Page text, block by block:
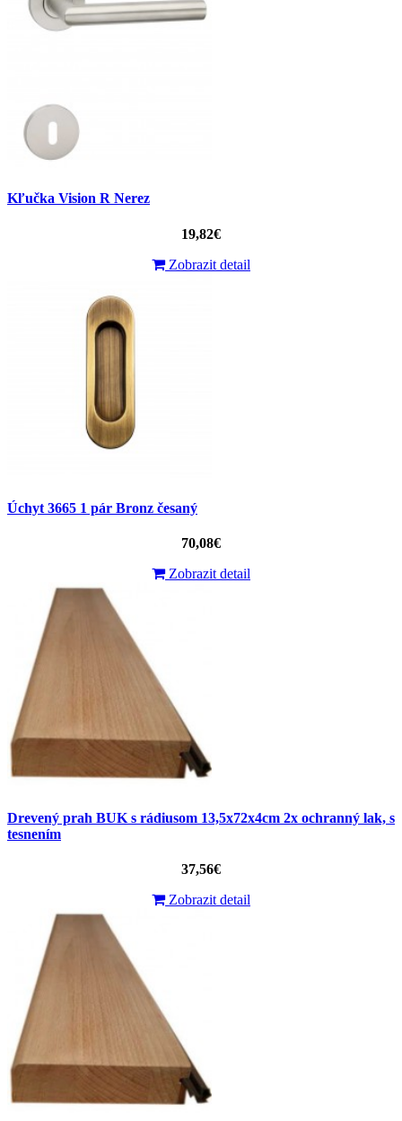
Kľučka Vision R Nerez
19,82€
Zobrazit detail
Úchyt 3665 1 pár Bronz česaný
70,08€
Zobrazit detail
Drevený prah BUK s rádiusom 13,5x72x4cm 2x ochranný lak, s
tesnením
37,56€
Zobrazit detail